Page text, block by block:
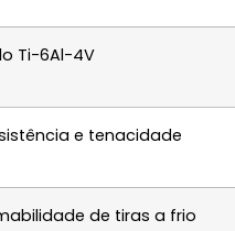
Ti-6Al-4V
e tenacidade
de tiras a frio